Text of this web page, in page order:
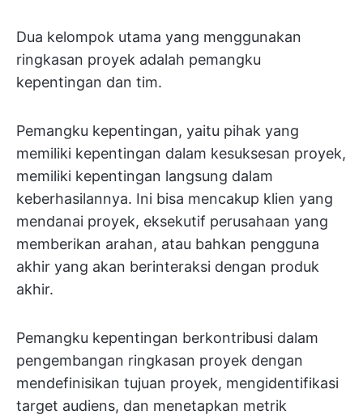
Dua kelompok utama yang menggunakan
ringkasan proyek adalah pemangku
kepentingan dan tim.
Pemangku kepentingan, yaitu pihak yang
memiliki kepentingan dalam kesuksesan proyek,
memiliki kepentingan langsung dalam
keberhasilannya. Ini bisa mencakup klien yang
mendanai proyek, eksekutif perusahaan yang
memberikan arahan, atau bahkan pengguna
akhir yang akan berinteraksi dengan produk
akhir.
Pemangku kepentingan berkontribusi dalam
pengembangan ringkasan proyek dengan
mendefinisikan tujuan proyek, mengidentifikasi
target audiens, dan menetapkan metrik